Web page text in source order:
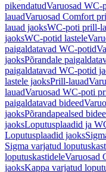
pikendatudVaruosad WC-
lauadVaruosad Comfort
lauad jaoksWC-poti prill-
jaoksWC-potid lastele
paigaldatavad WC-potid
jaoksPõrandale
paigaldatavad WC-potid
lastele jaoksPrill-lauad
lauadVaruosad WC-poti
paigaldatavad bideed
jaoksPõrandapealsed
jaoksLoputusplaadid ja
Loputusplaadid jaoks
Sigma varjatud
loputuskastideleVaruosad
jaoksKappa varjatud